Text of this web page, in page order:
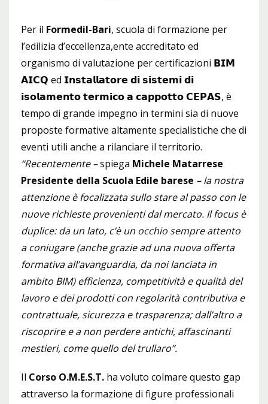
Per il Formedil-Bari, scuola di formazione per
l’edilizia d’eccellenza,ente accreditato ed
organismo di valutazione per certificazioni 𝗕𝗜𝗠
𝗔𝗜𝗖𝗤 ed 𝗜𝗻𝘀𝘁𝗮𝗹𝗹𝗮𝘁𝗼𝗿𝗲 𝗱𝗶 𝘀𝗶𝘀𝘁𝗲𝗺𝗶 𝗱𝗶
𝗶𝘀𝗼𝗹𝗮𝗺𝗲𝗻𝘁𝗼 𝘁𝗲𝗿𝗺𝗶𝗰𝗼 𝗮 𝗰𝗮𝗽𝗽𝗼𝘁𝘁𝗼 𝗖𝗘𝗣𝗔𝗦, è
tempo di grande impegno in termini sia di nuove
proposte formative altamente specialistiche che di
eventi utili anche a rilanciare il territorio.
“Recentemente –spiega Michele Matarrese
Presidente della Scuola Edile barese –la nostra
attenzione è focalizzata sullo stare al passo con le
nuove richieste provenienti dal mercato. Il focus è
duplice: da un lato, c’è un occhio sempre attento
a coniugare (anche grazie ad una nuova offerta
formativa all’avanguardia, da noi lanciata in
ambito BIM) efficienza, competitività e qualità del
lavoro e dei prodotti con regolarità contributiva e
contrattuale, sicurezza e trasparenza; dall’altro a
riscoprire e a non perdere antichi, affascinanti
mestieri, come quello del trullaro”.
Il Corso O.M.E.S.T. ha voluto colmare questo gap
attraverso la formazione di figure professionali